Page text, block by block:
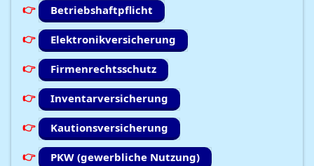
Betriebshaftpflicht
Elektronikversicherung
Firmenrechtsschutz
Inventarversicherung
Kautionsversicherung
PKW (gewerbliche Nutzung)